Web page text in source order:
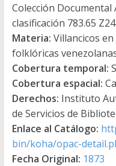
Colección
clasificación 783.65 Z24
Materia: Villancicos
folklóricas
Cobertura temporal:
Cobertura espacial:
Derechos: Instituto
de Servicios de
Enlace al Catálogo:
bin/koha/opac-
Fecha Original: 1873